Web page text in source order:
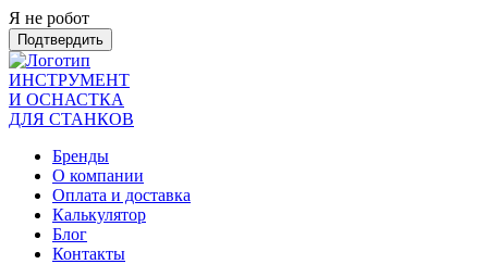
Я не робот
Подтвердить
ИНСТРУМЕНТ
И ОСНАСТКА
ДЛЯ СТАНКОВ
Бренды
О компании
Оплата и доставка
Калькулятор
Блог
Контакты